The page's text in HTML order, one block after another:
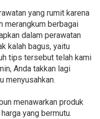
yang rumit karena
merangkum berbagai
dalam perawatan
kalah bagus, yaitu
tips tersebut telah kami
Anda takkan lagi
menyusahkan.
menawarkan produk
yang bermutu.